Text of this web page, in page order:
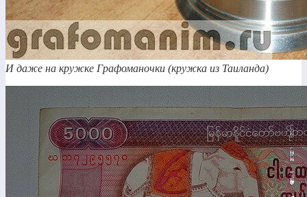
И даже на кружке Графоманочки (кружка из Таиланда)